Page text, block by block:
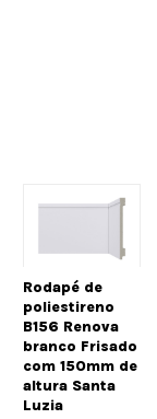
Rodapé de
poliestireno
B107 Renova
branco Liso
com 100mm de
altura Santa
Luzia